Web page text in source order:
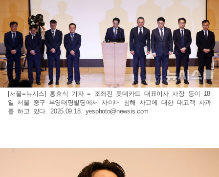
[서울=뉴시스] 홍효식 기자 = 조좌진 롯데카드 대표이사 사장 등이 18
일 서울 중구 부영태평빌딩에서 사이버 침해 사고에 대한 대고객 사과
를 하고 있다. 2025.09.18. yesphoto@newsis.com